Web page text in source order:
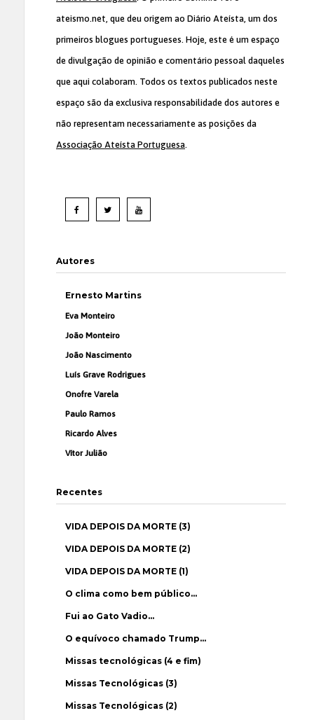
ateismo.net, que deu origem ao Diário Ateísta, um dos
primeiros blogues portugueses. Hoje, este é um espaço
de divulgação de opinião e comentário pessoal daqueles
que aqui colaboram. Todos os textos publicados neste
espaço são da exclusiva responsabilidade dos autores e
não representam necessariamente as posições da
Associação Ateísta Portuguesa.
Autores
Ernesto Martins
Eva Monteiro
João Monteiro
João Nascimento
Luís Grave Rodrigues
Onofre Varela
Paulo Ramos
Ricardo Alves
Vítor Julião
Recentes
VIDA DEPOIS DA MORTE (3)
VIDA DEPOIS DA MORTE (2)
VIDA DEPOIS DA MORTE (1)
O clima como bem público…
Fui ao Gato Vadio…
O equívoco chamado Trump…
Missas tecnológicas (4 e fim)
Missas Tecnológicas (3)
Missas Tecnológicas (2)